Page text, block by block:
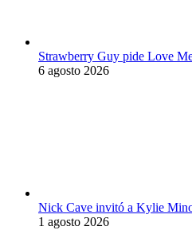
Strawberry Guy pide Love
6 agosto 2026
Nick Cave invitó a Kylie
1 agosto 2026